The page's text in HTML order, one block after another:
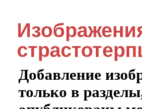
Добавление
только в